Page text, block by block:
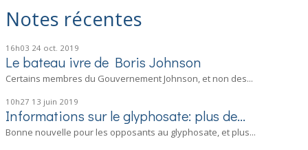
Notes récentes
16h03 24 oct. 2019
Le bateau ivre de Boris Johnson
Certains membres du Gouvernement Johnson, et non des...
10h27 13 juin 2019
Informations sur le glyphosate: plus de...
Bonne nouvelle pour les opposants au glyphosate, et plus...